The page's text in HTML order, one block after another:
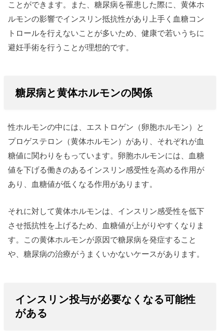
ことができます。また、糖尿病を罹患した際に、黄体ホ
ルモンの影響でインスリン抵抗性があり上手く血糖コン
トロールを行えないことが多いため、健康で若いうちに
避妊手術を行うことが理想的です。
糖尿病と黄体ホルモンの関係
性ホルモンの中には、エストロゲン（卵胞ホルモン）と
プロゲステロン（黄体ホルモン）があり、それぞれが血
糖値に関わりをもっています。卵胞ホルモンには、血糖
値を下げる働きのあるインスリン感受性を高める作用が
あり、血糖値が低くなる作用があります。
それに対して黄体ホルモンは、インスリン感受性を低下
させ抵抗性を上げるため、血糖値が上がりやすくなりま
す。この黄体ホルモンが原因で糖尿病を発症すること
や、糖尿病の治療がうまくいかないケースがあります。
インスリン投与が必要なくなる可能性
がある